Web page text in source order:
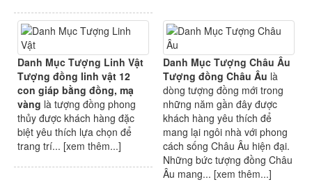
Danh Mục Tượng Linh Vật
Tượng đồng linh vật 12
con giáp bằng đồng, mạ
vàng là tượng đồng phong
thủy được khách hàng đặc
biệt yêu thích lựa chọn để
trang trí... [xem thêm...]
Danh Mục Tượng Châu Âu
Tượng đồng Châu Âu là
dòng tượng đồng mới trong
những năm gần đây được
khách hàng yêu thích để
mang lại ngôi nhà với phong
cách sống Châu Âu hiện đại.
Những bức tượng đồng Châu
Âu mang... [xem thêm...]